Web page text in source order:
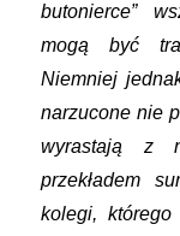
butonierce”
mogą być
Niemniej
narzucone nie
wyrastają z
przekładem
kolegi,